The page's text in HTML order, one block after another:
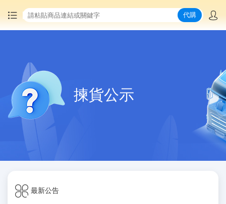
中國商品代購
集運服務
爆品推薦
代購
揀貨公示
最新公告